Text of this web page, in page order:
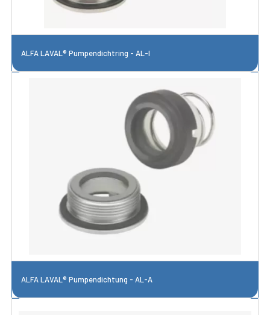
ALFA LAVAL® Pumpendichtring - AL-I
ALFA LAVAL® Pumpendichtung - AL-A